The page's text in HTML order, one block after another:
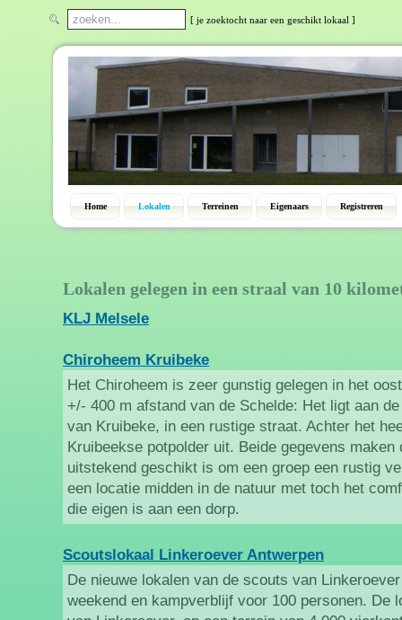
[ je zoektocht naar een geschikt lokaal ]
Home Lokalen Terreinen Eigenaars Registreren
Lokalen gelegen in een straal van 10
KLJ Melsele
Chiroheem Kruibeke
Het Chiroheem is zeer gunstig gelegen in het
+/- 400 m afstand van de Schelde: Het ligt aan
van Kruibeke, in een rustige straat. Achter het
Kruibeekse potpolder uit. Beide gegevens maken
uitstekend geschikt is om een groep een rustig
een locatie midden in de natuur met toch het
die eigen is aan een dorp.
Scoutslokaal Linkeroever Antwerpen
De nieuwe lokalen van de scouts van
weekend en kampverblijf voor 100 personen. De